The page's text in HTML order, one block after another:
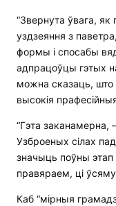
“Звернута ўвага,
уздзеяння з
формы і спосабы
адпрацоўцы гэтых
можна сказаць, што
высокія
“Гэта
Узброеных сілах
значыць поўны
правяраем, ці
Каб “мірныя